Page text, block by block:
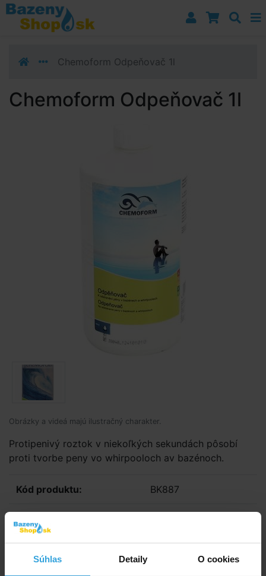
Súhlas Detaily O cookies
Prejsť k navigácii
Prejsť na obsah
Prejsť k bočnému stĺpci
Chemoform Odpeňovač 1l
Chemoform Odpeňovač 1l
Obrázky a videá majú ilustračný charakter.
Protipenivý roztok v niekoľkých sekundách pôsobí
proti tvorbe peny vo whirpooloch av bazénoch.
Kód produktu: BK887
Značka: